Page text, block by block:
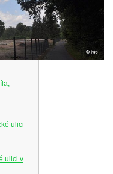
ulici
ulici v